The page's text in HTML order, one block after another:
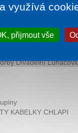
od
Václava
tónů.
Divadelní
KABELKY CHLAPI
využívá
přijmout vše